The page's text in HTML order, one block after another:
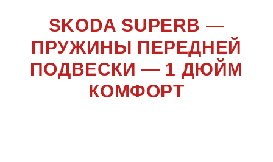
SKODA SUPERB —
ПРУЖИНЫ ПЕРЕДНЕЙ
ПОДВЕСКИ — 1 ДЮЙМ
КОМФОРТ